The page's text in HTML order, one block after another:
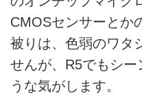
CMOSセンサーと
被りは、色弱のワタ
せんが、R5でもシー
うな気がします。